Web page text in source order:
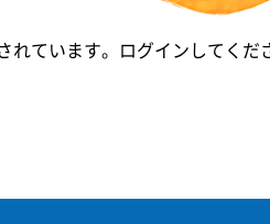
ています。ログインしてく